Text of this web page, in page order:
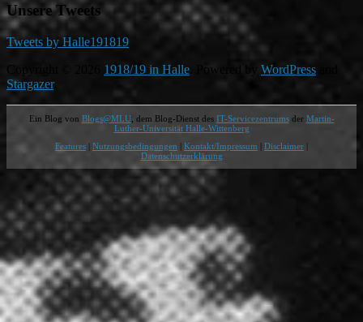
Unsere Tweets
Tweets by Halle191819
1918/19 in Halle . Powered by WordPress
Stargazer.
Ein Blog von Blogs@MLU, dem Blog-Dienst des IT-Servicezentrumsder Martin-
Luther-Universität Halle-Wittenberg
Features | Nutzungsbedingungen | Kontakt/Impressum | Disclaimer
Datenschutzerklärung